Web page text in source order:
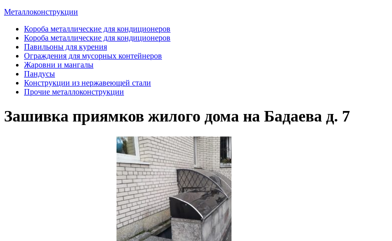
Металлоконструкции
Короба металлические для кондиционеров
Короба металлические для кондиционеров
Павильоны для курения
Ограждения для мусорных контейнеров
Жаровни и мангалы
Пандусы
Конструкции из нержавеющей стали
Прочие металлоконструкции
Зашивка приямков жилого дома на Бадаева д. 7